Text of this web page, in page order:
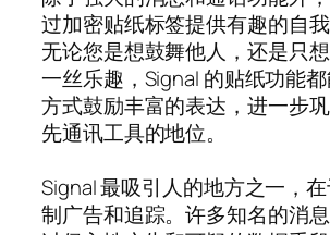
过加密贴纸标签提供有趣的自我
无论您是想鼓舞他人，还是只
一丝乐趣，Signal 的贴纸功能
方式鼓励丰富的表达，进一步
先通讯工具的地位。
Signal 最吸引人的地方之一，
制广告和追踪。许多知名的消